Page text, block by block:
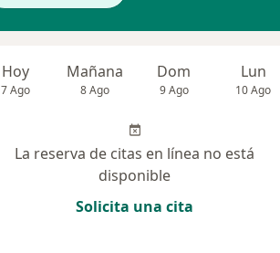
Hoy
7 Ago
Mañana
8 Ago
Dom
9 Ago
Lun
10 Ago
La reserva de citas en línea no está
disponible
Solicita una cita